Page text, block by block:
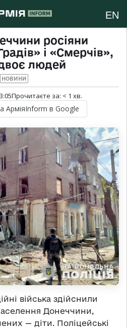
EN
росіяни
і «Смерчів»,
людей
НОВИНИ
Прочитаєте за: < 1 хв.
АрміяInform в Google
війська здійснили
Донеччини,
— діти. Поліцейські